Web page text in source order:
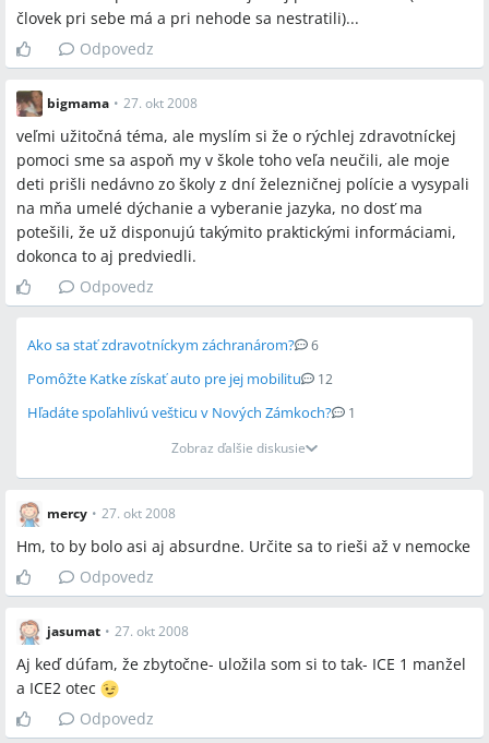
človek pri sebe má a pri nehode sa nestratili)...
Odpovedz
bigmama • 27. okt 2008
veľmi užitočná téma, ale myslím si že o rýchlej zdravotníckej
pomoci sme sa aspoň my v škole toho veľa neučili, ale moje
deti prišli nedávno zo školy z dní železničnej polície a vysypali
na mňa umelé dýchanie a vyberanie jazyka, no dosť ma
potešili, že už disponujú takýmito praktickými informáciami,
dokonca to aj predviedli.
Odpovedz
Ako sa stať zdravotníckym záchranárom? 6
Pomôžte Katke získať auto pre jej mobilitu 12
Hľadáte spoľahlivú vešticu v Nových Zámkoch?
1
Zobraz ďalšie diskusie
mercy • 27. okt 2008
Hm, to by bolo asi aj absurdne. Určite sa to rieši až v nemocke
Odpovedz
jasumat • 27. okt 2008
Aj keď dúfam, že zbytočne- uložila som si to tak- ICE 1 manžel
a ICE2 otec
Odpovedz